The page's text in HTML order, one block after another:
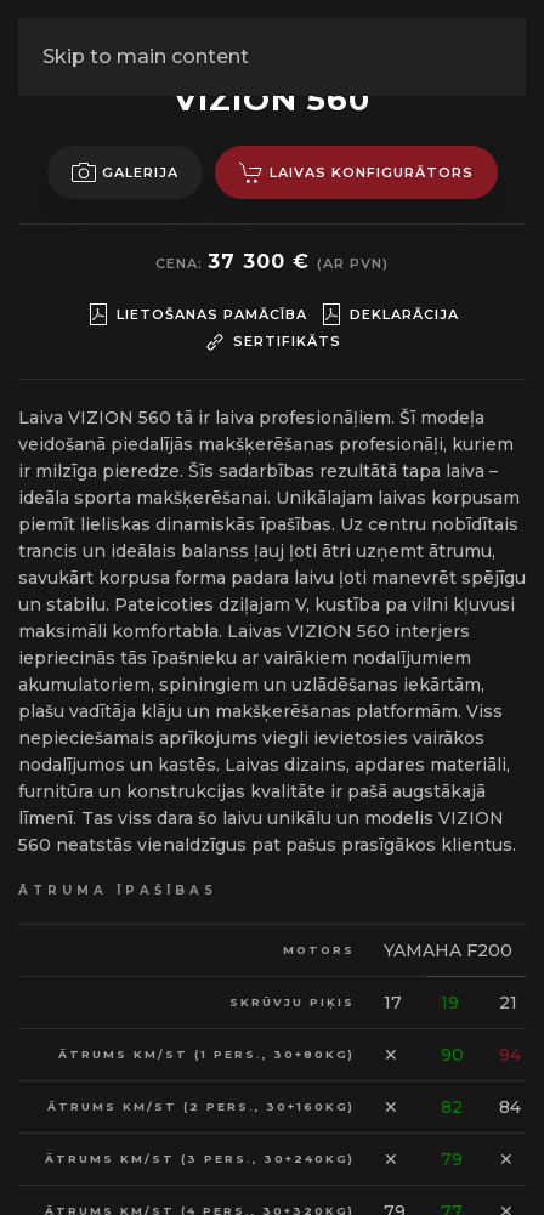
Skip to main content
ALUMĪNIJA MOTORLAIVA
VIZION 560
GALERIJA LAIVAS KONFIGURĀTORS
CENA: 37 300 € (AR PVN)
LIETOŠANAS PAMĀCĪBA
DEKLARĀCIJA
SERTIFIKĀTS
Laiva VIZION 560 tā ir laiva profesionāļiem. Šī modeļa
veidošanā piedalījās makšķerēšanas profesionāļi, kuriem
ir milzīga pieredze. Šīs sadarbības rezultātā tapa laiva –
ideāla sporta makšķerēšanai. Unikālajam laivas korpusam
piemīt lieliskas dinamiskās īpašības. Uz centru nobīdītais
trancis un ideālais balanss ļauj ļoti ātri uzņemt ātrumu,
savukārt korpusa forma padara laivu ļoti manevrēt spējīgu
un stabilu. Pateicoties dziļajam V, kustība pa vilni kļuvusi
maksimāli komfortabla. Laivas VIZION 560 interjers
iepriecinās tās īpašnieku ar vairākiem nodalījumiem
akumulatoriem, spiningiem un uzlādēšanas iekārtām,
plašu vadītāja klāju un makšķerēšanas platformām. Viss
nepieciešamais aprīkojums viegli ievietosies vairākos
nodalījumos un kastēs. Laivas dizains, apdares materiāli,
furnitūra un konstrukcijas kvalitāte ir pašā augstākajā
līmenī. Tas viss dara šo laivu unikālu un modelis VIZION
560 neatstās vienaldzīgus pat pašus prasīgākos klientus.
ĀTRUMA ĪPAŠĪBAS
MOTORS YAMAHA F200
SKRŪVJU PIĶIS 17 19 21
ĀTRUMS KM/ST (1 PERS., 30+80KG) ✕ 90 94
ĀTRUMS KM/ST (2 PERS., 30+160KG) ✕ 82 84
ĀTRUMS KM/ST (3 PERS., 30+240KG) ✕ 79 ✕
ĀTRUMS KM/ST (4 PERS., 30+320KG)